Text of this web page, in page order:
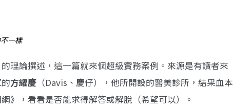
一樣
理論撰述，這一篇就來個超級實務案例。來源是有讀者來
方耀慶 （Davis、慶仔），他所開設的醫美診所，結果血本
》，看看是否能求得解答或解脫（希望可以）。